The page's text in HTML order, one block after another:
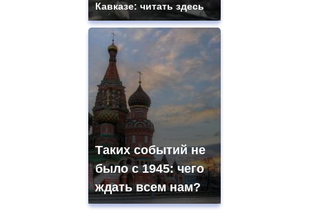
Кавказе: читать здесь
Таких событий не
было с 1945: чего
ждать всем нам?